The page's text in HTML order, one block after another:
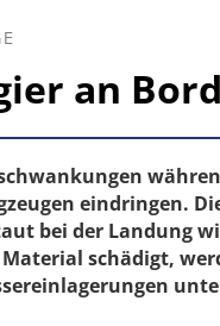
an Bord
eindringen.
bei der Landung
schädigt,